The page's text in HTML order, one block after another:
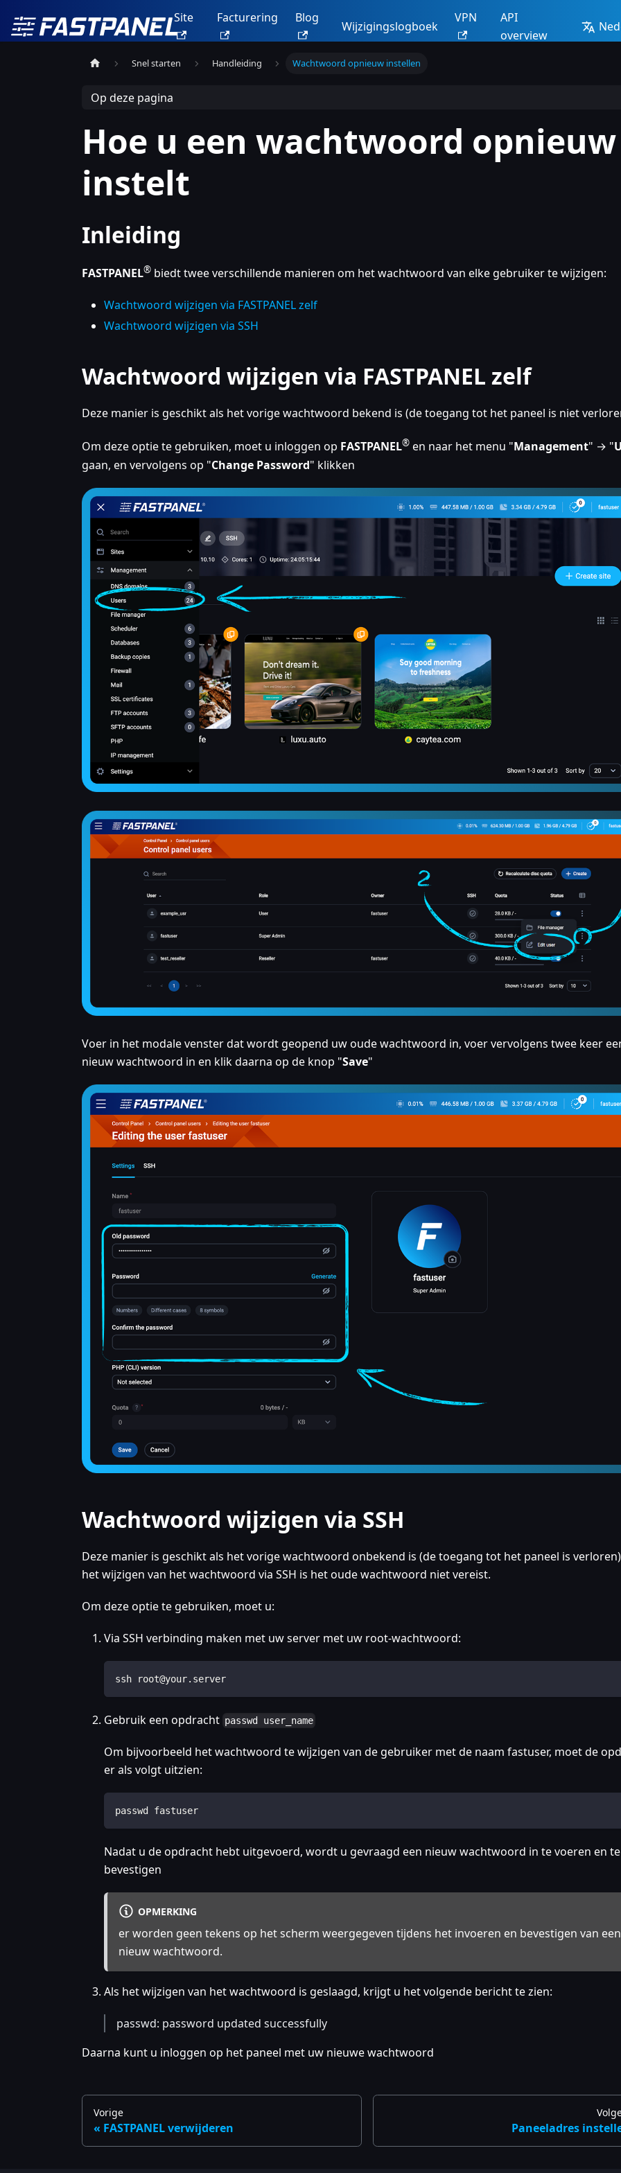
Site Facturering Blog
Wijzigingslogboek
VPN
API
overview
Snel starten Handleiding Wachtwoord opnieuw instellen
Op deze pagina
Hoe u een wachtwoord opnieuw
instelt
Inleiding
FASTPANEL® biedt twee verschillende manieren om het wachtwoord van elke gebruiker te wijzigen:
Wachtwoord wijzigen via FASTPANEL zelf
Wachtwoord wijzigen via SSH
Wachtwoord wijzigen via FASTPANEL zelf
Deze manier is geschikt als het vorige wachtwoord bekend is (de toegang tot het paneel is niet
Om deze optie te gebruiken, moet u inloggen op FASTPANEL® en naar het menu "Management" → "
gaan, en vervolgens op "Change Password" klikken
Voer in het modale venster dat wordt geopend uw oude wachtwoord in, voer vervolgens twee keer
nieuw wachtwoord in en klik daarna op de knop "Save"
Wachtwoord wijzigen via SSH
Deze manier is geschikt als het vorige wachtwoord onbekend is (de toegang tot het paneel is
het wijzigen van het wachtwoord via SSH is het oude wachtwoord niet vereist.
Om deze optie te gebruiken, moet u:
Via SSH verbinding maken met uw server met uw root-wachtwoord:
ssh root@your.server
Gebruik een opdracht passwd user_name
Om bijvoorbeeld het wachtwoord te wijzigen van de gebruiker met de naam fastuser, moet de
er als volgt uitzien:
passwd fastuser
Nadat u de opdracht hebt uitgevoerd, wordt u gevraagd een nieuw wachtwoord in te voeren en te
bevestigen
OPMERKING
er worden geen tekens op het scherm weergegeven tijdens het invoeren en bevestigen van een
nieuw wachtwoord.
Als het wijzigen van het wachtwoord is geslaagd, krijgt u het volgende bericht te zien:
passwd: password updated successfully
Daarna kunt u inloggen op het paneel met uw nieuwe wachtwoord
Vorige
FASTPANEL verwijderen Paneeladres